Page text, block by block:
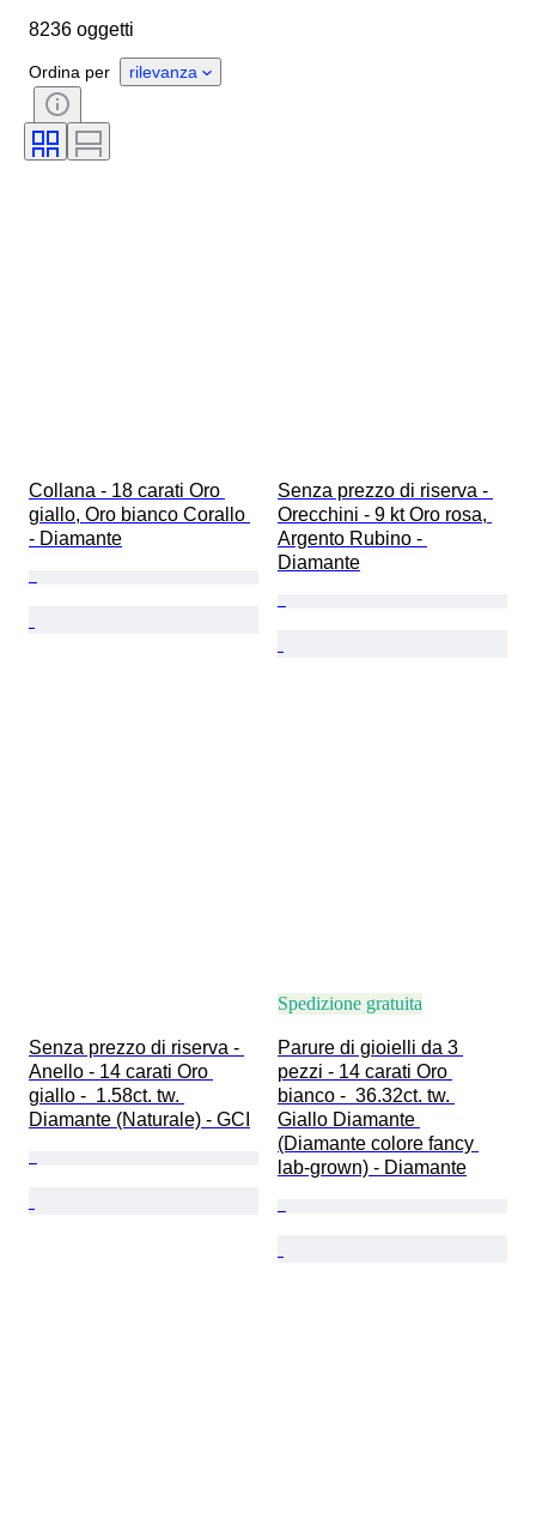
Materiale
Condizioni
Certificato
Taglio
Gamma di colore
8236 oggetti
Ordina per rilevanza
Collana - 18 carati Oro
giallo, Oro bianco Corallo
- Diamante
Senza prezzo di riserva -
Orecchini - 9 kt Oro rosa,
Argento Rubino -
Diamante
Senza prezzo di riserva -
Anello - 14 carati Oro
giallo -  1.58ct. tw.
Diamante (Naturale) - GCI
Spedizione gratuita
Parure di gioielli da 3
pezzi - 14 carati Oro
bianco -  36.32ct. tw.
Giallo Diamante
(Diamante colore fancy
lab-grown) - Diamante